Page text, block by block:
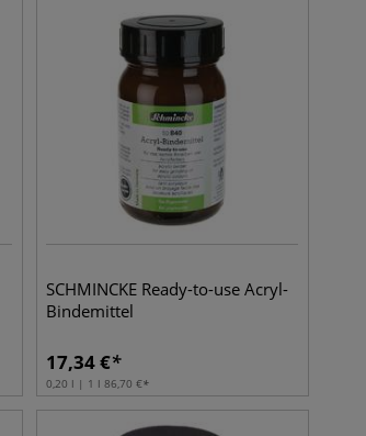
SCHMINCKE Ready-to-use Acryl-
Bindemittel
17,34€
0,20 l | 1 l 86,70 €